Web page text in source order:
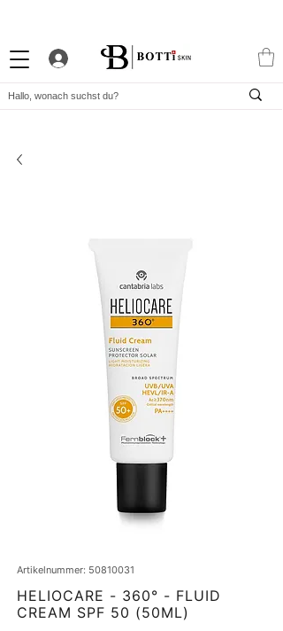
Artikelnummer: 50810031
HELIOCARE - 360° - FLUID
CREAM SPF 50 (50ML)